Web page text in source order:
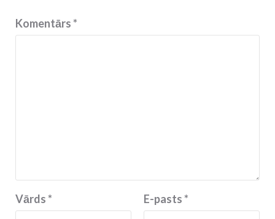
Komentārs*
Vārds* E-pasts*